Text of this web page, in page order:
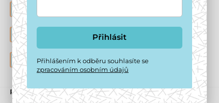
HOTEL PRO PSY
Nabízíme hlídání psů v domácím prostředí
Staráme se i o opuštěné pejsky k adopci
Přihlaste se k odběru newsletteru
Přihlásit
Přihlášením k odběru souhlasíte se
zpracováním osobním údajů